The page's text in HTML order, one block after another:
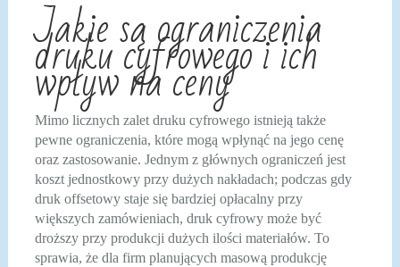
Jakie są ograniczenia
druku cyfrowego i ich
wpływ na ceny
Mimo licznych zalet druku cyfrowego istnieją także
pewne ograniczenia, które mogą wpłynąć na jego cenę
oraz zastosowanie. Jednym z głównych ograniczeń jest
koszt jednostkowy przy dużych nakładach; podczas gdy
druk offsetowy staje się bardziej opłacalny przy
większych zamówieniach, druk cyfrowy może być
droższy przy produkcji dużych ilości materiałów. To
sprawia, że dla firm planujących masową produkcję